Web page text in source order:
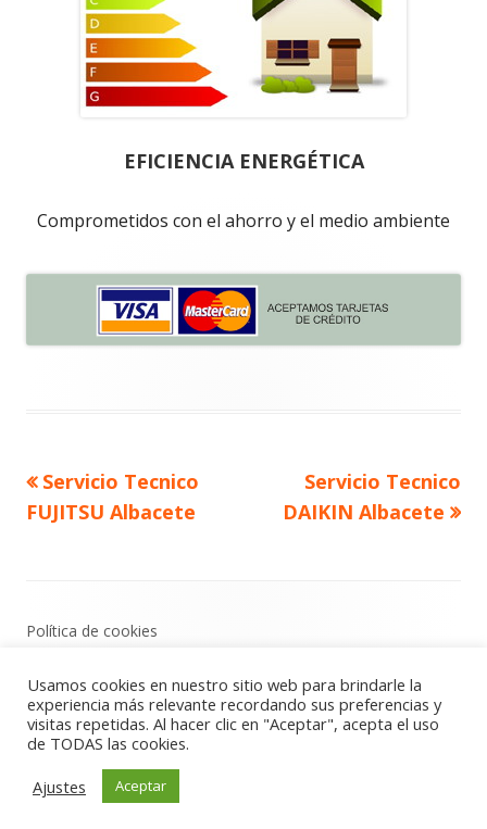
EFICIENCIA ENERGÉTICA
Comprometidos con el ahorro y el medio ambiente
Navegación
de
Artículo
anterior
Servicio Tecnico
FUJITSU Albacete
Artículo
siguiente
Servicio Tecnico
DAIKIN Albacete
del
Footer
Política de cookies
Aviso Legal
Usamos cookies en nuestro sitio web para brindarle la
experiencia más relevante recordando sus preferencias y
visitas repetidas. Al hacer clic en "Aceptar", acepta el uso
de TODAS las cookies.
Ajustes
Aceptar